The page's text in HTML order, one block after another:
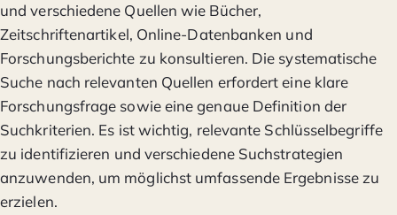
und verschiedene Quellen wie Bücher,
Zeitschriftenartikel, Online-Datenbanken und
Forschungsberichte zu konsultieren. Die systematische
Suche nach relevanten Quellen erfordert eine klare
Forschungsfrage sowie eine genaue Definition der
Suchkriterien. Es ist wichtig, relevante Schlüsselbegriffe
zu identifizieren und verschiedene Suchstrategien
anzuwenden, um möglichst umfassende Ergebnisse zu
erzielen.